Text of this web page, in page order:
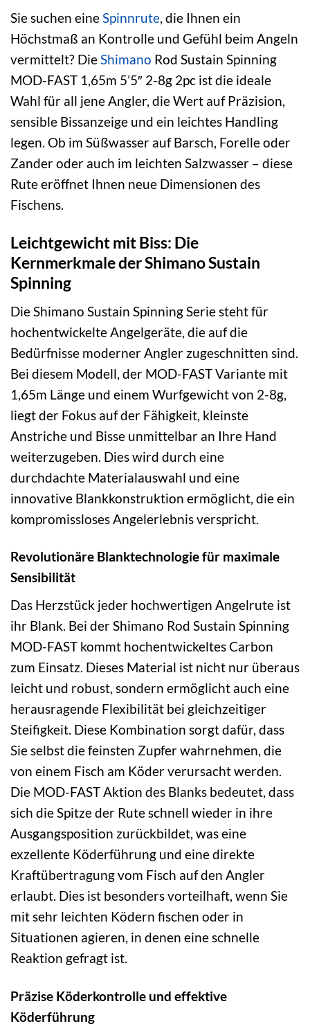
Sie suchen eineSpinnrute, die Ihnen ein
Höchstmaß an Kontrolle und Gefühl beim Angeln
vermittelt? DieShimano Rod Sustain Spinning
MOD-FAST 1,65m 5’5″ 2-8g 2pc ist die ideale
Wahl für all jene Angler, die Wert auf Präzision,
sensible Bissanzeige und ein leichtes Handling
legen. Ob im Süßwasser auf Barsch, Forelle oder
Zander oder auch im leichten Salzwasser – diese
Rute eröffnet Ihnen neue Dimensionen des
Fischens.
Leichtgewicht mit Biss: Die
Kernmerkmale der Shimano Sustain
Spinning
Die Shimano Sustain Spinning Serie steht für
hochentwickelte Angelgeräte, die auf die
Bedürfnisse moderner Angler zugeschnitten sind.
Bei diesem Modell, der MOD-FAST Variante mit
1,65m Länge und einem Wurfgewicht von 2-8g,
liegt der Fokus auf der Fähigkeit, kleinste
Anstriche und Bisse unmittelbar an Ihre Hand
weiterzugeben. Dies wird durch eine
durchdachte Materialauswahl und eine
innovative Blankkonstruktion ermöglicht, die ein
kompromissloses Angelerlebnis verspricht.
Revolutionäre Blanktechnologie für maximale
Sensibilität
Das Herzstück jeder hochwertigen Angelrute ist
ihr Blank. Bei der Shimano Rod Sustain Spinning
MOD-FAST kommt hochentwickeltes Carbon
zum Einsatz. Dieses Material ist nicht nur überaus
leicht und robust, sondern ermöglicht auch eine
herausragende Flexibilität bei gleichzeitiger
Steifigkeit. Diese Kombination sorgt dafür, dass
Sie selbst die feinsten Zupfer wahrnehmen, die
von einem Fisch am Köder verursacht werden.
Die MOD-FAST Aktion des Blanks bedeutet, dass
sich die Spitze der Rute schnell wieder in ihre
Ausgangsposition zurückbildet, was eine
exzellente Köderführung und eine direkte
Kraftübertragung vom Fisch auf den Angler
erlaubt. Dies ist besonders vorteilhaft, wenn Sie
mit sehr leichten Ködern fischen oder in
Situationen agieren, in denen eine schnelle
Reaktion gefragt ist.
Präzise Köderkontrolle und effektive
Köderführung